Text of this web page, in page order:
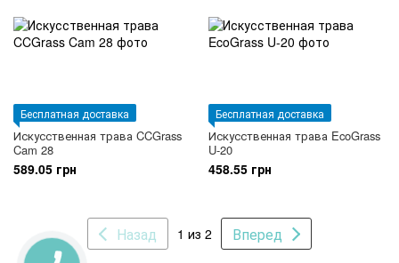
Бесплатная доставка
Искусственная трава CCGrass
Cam 28
589.05 грн
Бесплатная доставка
Искусственная трава EcoGrass
U-20
458.55 грн
Назад 1 из 2 Вперед